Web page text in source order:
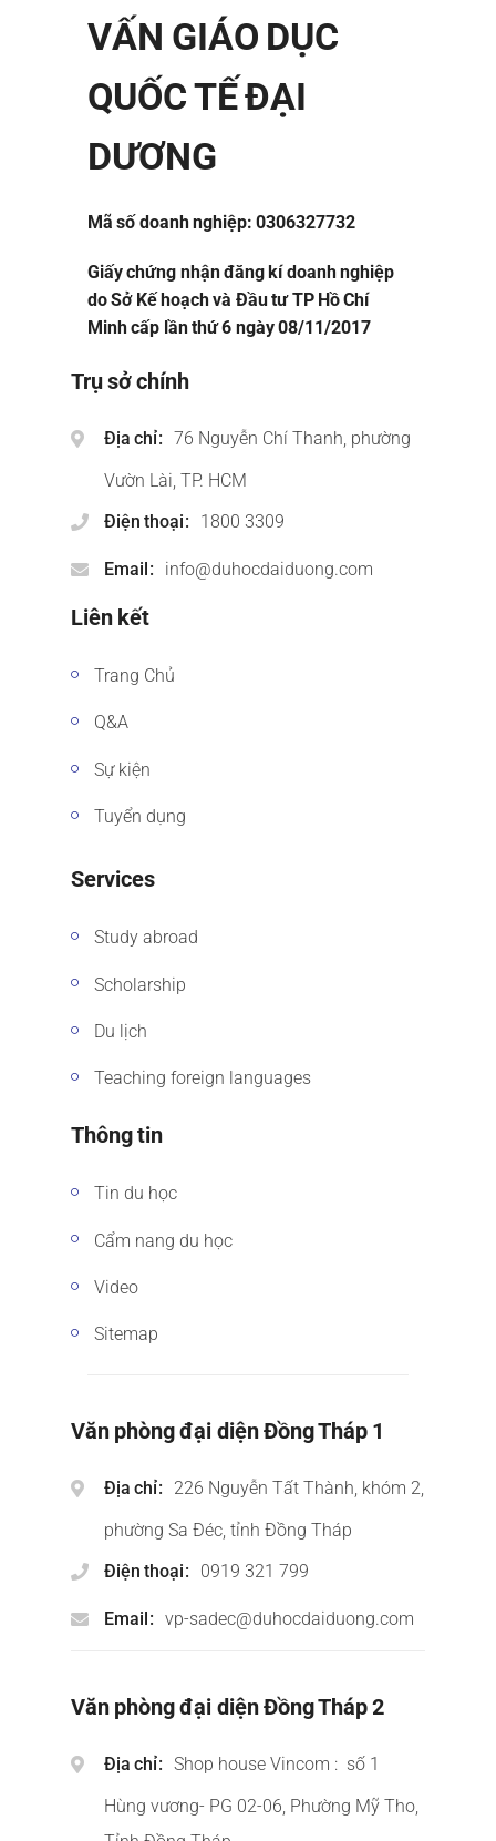
VẤN GIÁO DỤC
QUỐC TẾ ĐẠI
DƯƠNG
Mã số doanh nghiệp: 0306327732
Giấy chứng nhận đăng kí doanh nghiệp
do Sở Kế hoạch và Đầu tư TP Hồ Chí
Minh cấp lần thứ 6 ngày 08/11/2017
Trụ sở chính
Địa chỉ
76 Nguyễn Chí Thanh, phường
Vườn Lài, TP. HCM
Điện thoại
1800 3309
Email info@duhocdaiduong.com
Liên kết
Trang Chủ
Q&A
Sự kiện
Tuyển dụng
Services
Study abroad
Scholarship
Du lịch
Teaching foreign languages
Thông tin
Tin du học
Cẩm nang du học
Video
Sitemap
Văn phòng đại diện Đồng Tháp 1
Địa chỉ
226 Nguyễn Tất Thành, khóm 2,
phường Sa Đéc, tỉnh Đồng Tháp
Điện thoại
0919 321 799
Email vp-sadec@duhocdaiduong.com
Văn phòng đại diện Đồng Tháp 2
Địa chỉ
Shop house Vincom : số 1
Hùng vương- PG 02-06, Phường Mỹ Tho,